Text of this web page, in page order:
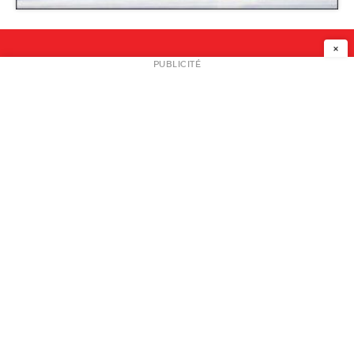
NEWSLETTER
×
PUBLICITÉ